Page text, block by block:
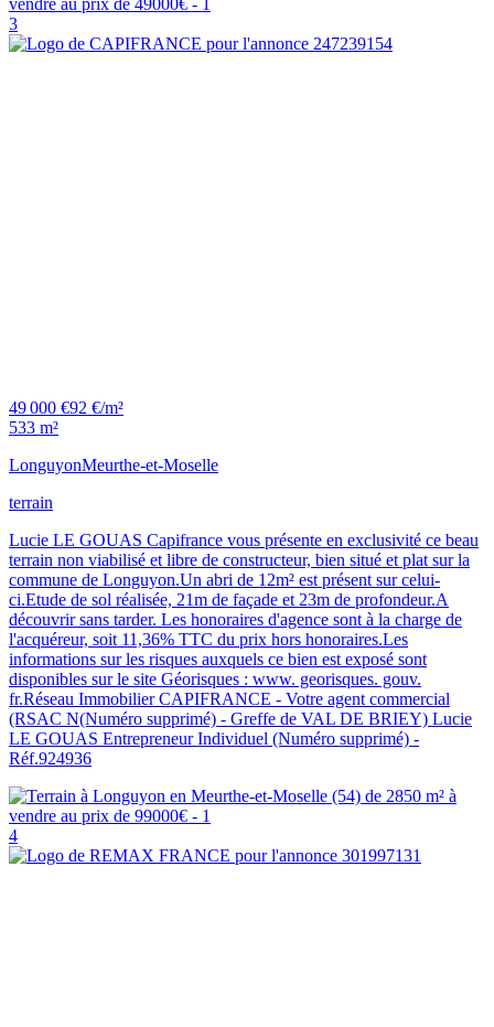
3
49 000 €92 €/m²
533 m²
LonguyonMeurthe-et-Moselle
terrain
Lucie LE GOUAS Capifrance vous présente en exclusivité ce beau
terrain non viabilisé et libre de constructeur, bien situé et plat sur la
commune de Longuyon.Un abri de 12m² est présent sur celui-
ci.Etude de sol réalisée, 21m de façade et 23m de profondeur.A
découvrir sans tarder. Les honoraires d'agence sont à la charge de
l'acquéreur, soit 11,36% TTC du prix hors honoraires.Les
informations sur les risques auxquels ce bien est exposé sont
disponibles sur le site Géorisques : www. georisques. gouv.
fr.Réseau Immobilier CAPIFRANCE - Votre agent commercial
(RSAC N(Numéro supprimé) - Greffe de VAL DE BRIEY) Lucie
LE GOUAS Entrepreneur Individuel (Numéro supprimé) -
Réf.924936
4